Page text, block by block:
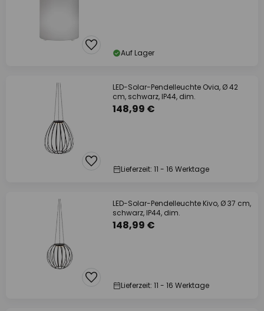
Auf Lager
LED-Solar-Pendelleuchte Ovia, Ø 42
cm, schwarz, IP44, dim.
148,99 €
Lieferzeit: 11 - 16 Werktage
LED-Solar-Pendelleuchte Kivo, Ø 37 cm,
schwarz, IP44, dim.
148,99 €
Lieferzeit: 11 - 16 Werktage